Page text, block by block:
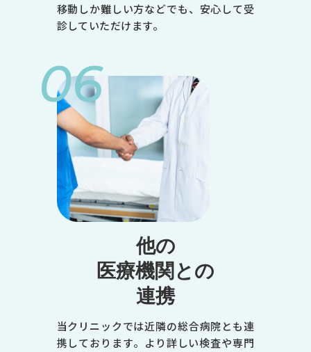
金
9:00～12:30
●
-
※1
●
-
-
移動しか難しい方などでも、安心して受
診していただけます。
06
他の
医療機関との
連携
当クリニックでは近隣の総合病院とも連
携しております。より詳しい検査や専門